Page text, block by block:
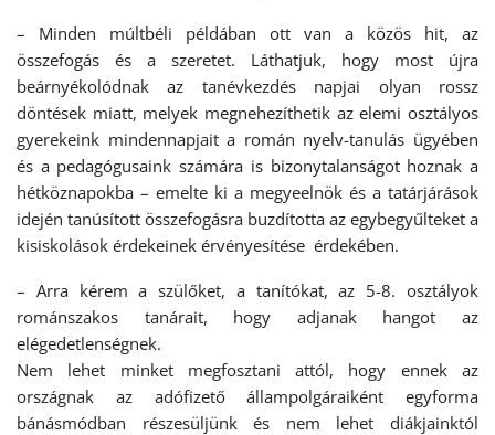
– Minden múltbéli példában ott van a közös hit, az
összefogás és a szeretet. Láthatjuk, hogy most újra
beárnyékolódnak az tanévkezdés napjai olyan rossz
döntések miatt, melyek megnehezíthetik az elemi osztályos
gyerekeink mindennapjait a román nyelv-tanulás ügyében
és a pedagógusaink számára is bizonytalanságot hoznak a
hétköznapokba – emelte ki a megyeelnök és a tatárjárások
idején tanúsított összefogásra buzdította az egybegyűlteket a
kisiskolások érdekeinek érvényesítése érdekében.
– Arra kérem a szülőket, a tanítókat, az 5-8. osztályok
románszakos tanárait, hogy adjanak hangot az
elégedetlenségnek.
Nem lehet minket megfosztani attól, hogy ennek az
országnak az adófizető állampolgáraiként egyforma
bánásmódban részesüljünk és nem lehet diákjainktól